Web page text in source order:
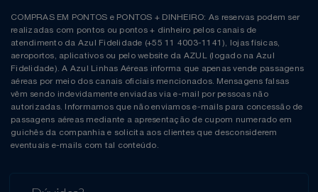
COMPRAS EM PONTOS e PONTOS + DINHEIRO: As reservas podem ser
realizadas com pontos ou pontos + dinheiro pelos canais de
atendimento da Azul Fidelidade (+55 11 4003-1141), lojas físicas,
aeroportos, aplicativos ou pelo website da AZUL (logado na Azul
Fidelidade). A Azul Linhas Aéreas informa que apenas vende passagens
aéreas por meio dos canais oficiais mencionados. Mensagens falsas
vêm sendo indevidamente enviadas via e-mail por pessoas não
autorizadas. Informamos que não enviamos e-mails para concessão de
passagens aéreas mediante a apresentação de cupom numerado em
guichês da companhia e solicita aos clientes que desconsiderem
eventuais e-mails com tal conteúdo.